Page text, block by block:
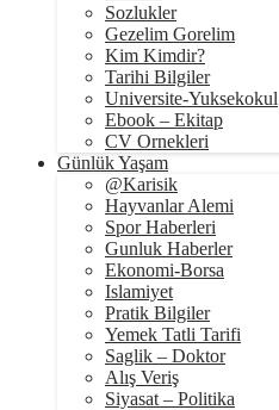
Sozlukler
Gezelim Gorelim
Kim Kimdir?
Tarihi Bilgiler
Universite-Yuksekokul
Ebook – Ekitap
CV Ornekleri
Günlük Yaşam
@Karisik
Hayvanlar Alemi
Spor Haberleri
Gunluk Haberler
Ekonomi-Borsa
Islamiyet
Pratik Bilgiler
Yemek Tatli Tarifi
Saglik – Doktor
Alış Veriş
Siyasat – Politika